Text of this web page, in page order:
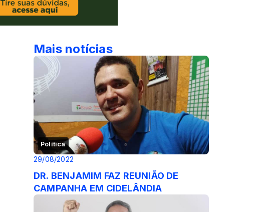
Mais notícias
Política
29/08/2022
DR. BENJAMIM FAZ REUNIÃO DE
CAMPANHA EM CIDELÂNDIA